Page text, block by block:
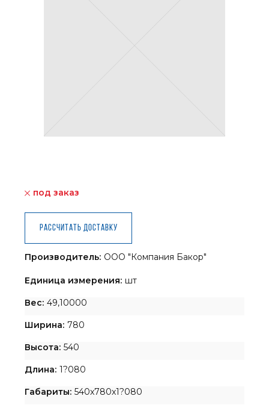
под заказ
Рассчитать доставку
Производитель: ООО "Компания Бакор"
Единица измерения: шт
Вес: 49,10000
Ширина: 780
Высота: 540
Длина: 1?080
Габариты: 540x780x1?080